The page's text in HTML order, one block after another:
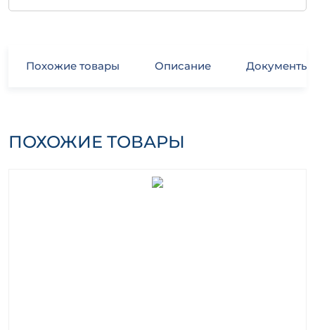
Похожие товары Описание Документы
ПОХОЖИЕ ТОВАРЫ